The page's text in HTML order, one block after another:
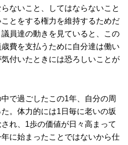
ないこと、してはならないこと
とをする権力を維持するためだ
員達の動きを見ていると、この
費を支払うために自分達は働い
付いたときには恐ろしいことが
で過ごしたこの1年、自分の周
。体力的には1日毎に老いの坂
れ、1歩の価値が日々高まって
に始まったことではないから仕